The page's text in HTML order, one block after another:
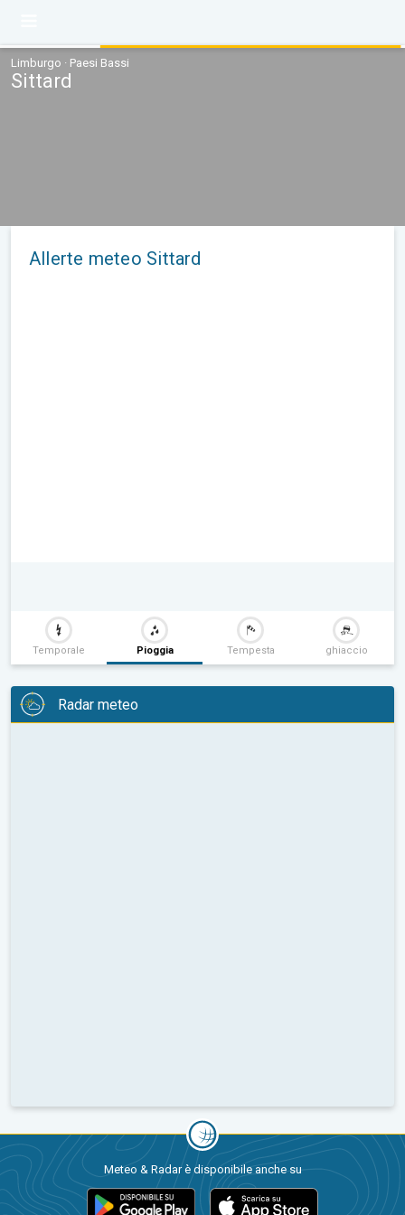
Limburgo · Paesi Bassi
Sittard
Allerte meteo Sittard
Temporale Pioggia Tempesta ghiaccio
Radar meteo
Meteo & Radar è disponibile anche su